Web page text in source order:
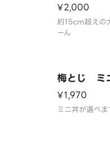
¥2,000
約15cm超えの
ーん
梅とじ ミ
¥1,970
ミニ丼が選べま